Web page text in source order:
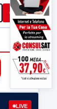
Cerca
LIVE